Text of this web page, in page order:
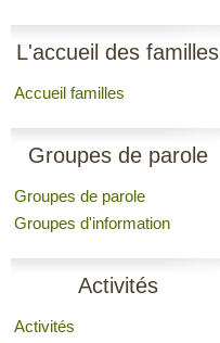
L'accueil des familles
Accueil familles
Groupes de parole
Groupes de parole
Groupes d'information
Activités
Activités